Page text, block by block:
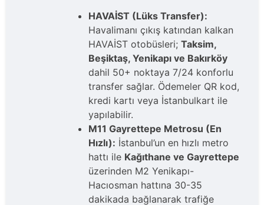
HAVAİST (Lüks Transfer):
Havalimanı çıkış katından kalkan
HAVAİST otobüsleri; Taksim,
Beşiktaş, Yenikapı ve Bakırköy
dahil 50+ noktaya 7/24 konforlu
transfer sağlar. Ödemeler QR kod,
kredi kartı veya İstanbulkart ile
yapılabilir.
M11 Gayrettepe Metrosu (En
Hızlı): İstanbul’un en hızlı metro
hattı ile Kağıthane ve Gayrettepe
üzerinden M2 Yenikapı-
Hacıosman hattına 30-35
dakikada bağlanarak trafiğe